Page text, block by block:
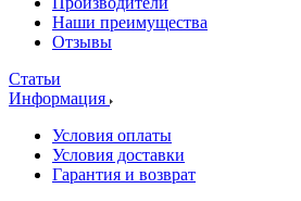
Наши преимущества
Отзывы
Статьи
Информация
Условия оплаты
Условия доставки
Гарантия и возврат